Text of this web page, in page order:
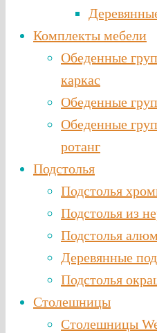
Комплекты мебели
Обеденные
каркас
Обеденные
Обеденные
ротанг
Подстолья
Подстолья
Подстолья из
Подстолья
Деревянные
Подстолья
Столешницы
Столешницы